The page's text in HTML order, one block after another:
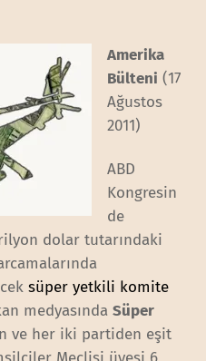
Amerika
Bülteni (17
Ağustos
2011)
ABD
Kongresin
de
dolar tutarındaki
süper yetkili komite
medyasındaSüper
ve her iki partiden eşit